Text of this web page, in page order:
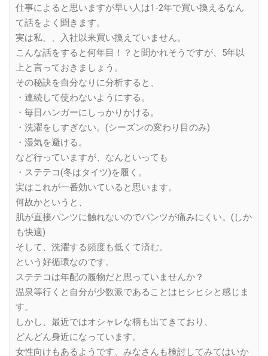
仕事によると思いますが早い人は1-2年で買い換えるなん
て話をよく聞きます。
実は私、、入社以来買い換えていません。
こんな話をすると何年目！？と聞かれそうですが、5年以
上と言っておきましょう。
その秘訣を自分なりに分析すると、
・連続して使わないようにする。
・毎日ハンガーにしっかりかける。
・洗濯をしすぎない。(シーズンの変わり目のみ)
・湿気を避ける。
など行っていますが、なんといっても
・ステテコ(冬はタイツ)を履く。
実はこれが一番効いていると思います。
何故かというと、
肌が直接パンツに触れないのでパンツが痛みにくい。(しか
も快適)
そして、洗濯する頻度も低くて済む。
という好循環なのです。
ステテコは年配の履物だと思っていませんか？
温泉等行くと自分が少数派であることはヒシヒシと感じま
す。
しかし、最近ではオシャレな柄も出てきており、
どんどん身近になっています。
女性向けもあるようです、みなさんも検討してみてはいか